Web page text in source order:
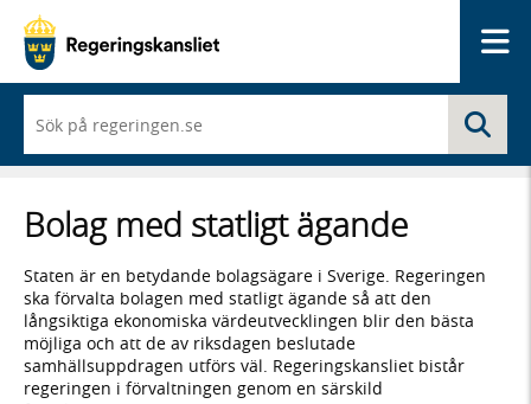
du
börjar
skriva
framträder
en
med
sökförslag
Bolag med statligt ägande
Staten är en betydande bolagsägare i Sverige. Regeringen
ska förvalta bolagen med statligt ägande så att den
långsiktiga ekonomiska värdeutvecklingen blir den bästa
möjliga och att de av riksdagen beslutade
samhällsuppdragen utförs väl. Regeringskansliet bistår
regeringen i förvaltningen genom en särskild